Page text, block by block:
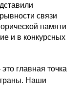
связи
памяти
и в конкурсных
главная точка
Наши